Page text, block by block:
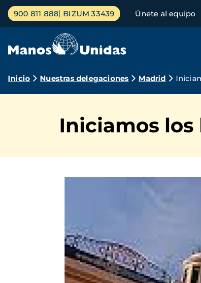
Pasar
contenido
Menú
principal
900 811 888 BIZUM 33439 Únete al equipo
Ruta
navegación
Inicio Nuestras delegaciones Madrid
Iniciamos los